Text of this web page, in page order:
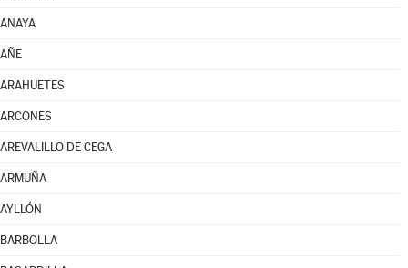
ANAYA
AÑE
ARAHUETES
ARCONES
AREVALILLO DE CEGA
ARMUÑA
AYLLÓN
BARBOLLA